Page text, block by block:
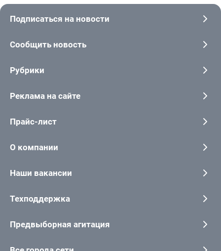
Подписаться на новости
Сообщить новость
Рубрики
Реклама на сайте
Прайс-лист
О компании
Наши вакансии
Техподдержка
Предвыборная агитация